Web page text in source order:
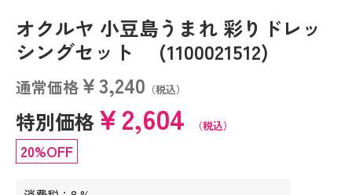
オクルヤ 小豆島うまれ 彩りドレッ
シングセット (1100021512)
通常価格￥3,240 （税込）
特別価格￥2,604 （税込）
20%OFF